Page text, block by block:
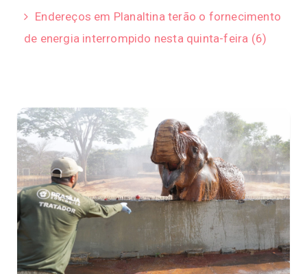
Endereços em Planaltina terão o fornecimento
de energia interrompido nesta quinta-feira (6)